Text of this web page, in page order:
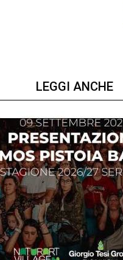
LEGGI ANCHE